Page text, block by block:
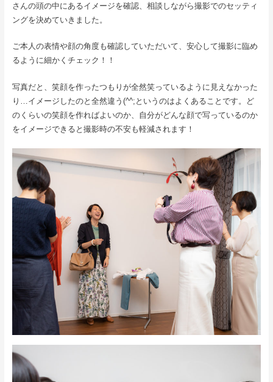
さんの頭の中にあるイメージを確認、相談しながら撮影でのセッティ
ングを決めていきました。
ご本人の表情や顔の角度も確認していただいて、安心して撮影に臨め
るように細かくチェック！！
写真だと、笑顔を作ったつもりが全然笑っているように見えなかった
り…イメージしたのと全然違う(^^;というのはよくあることです。ど
のくらいの笑顔を作ればよいのか、自分がどんな顔で写っているのか
をイメージできると撮影時の不安も軽減されます！